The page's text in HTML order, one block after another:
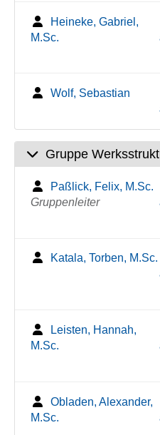
Heineke, Gabriel,
M.Sc.
Wolf, Sebastian
Gruppe
Paßlick, Felix, M.Sc.
Gruppenleiter
Katala, Torben, M.Sc.
Leisten, Hannah,
M.Sc.
Obladen, Alexander,
M.Sc.